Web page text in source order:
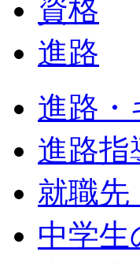
資格
進路
進路・
進路指
就職先
中学生